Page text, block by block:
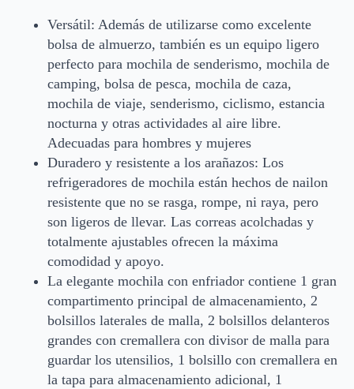
Versátil: Además de utilizarse como excelente
bolsa de almuerzo, también es un equipo ligero
perfecto para mochila de senderismo, mochila de
camping, bolsa de pesca, mochila de caza,
mochila de viaje, senderismo, ciclismo, estancia
nocturna y otras actividades al aire libre.
Adecuadas para hombres y mujeres
Duradero y resistente a los arañazos: Los
refrigeradores de mochila están hechos de nailon
resistente que no se rasga, rompe, ni raya, pero
son ligeros de llevar. Las correas acolchadas y
totalmente ajustables ofrecen la máxima
comodidad y apoyo.
La elegante mochila con enfriador contiene 1 gran
compartimento principal de almacenamiento, 2
bolsillos laterales de malla, 2 bolsillos delanteros
grandes con cremallera con divisor de malla para
guardar los utensilios, 1 bolsillo con cremallera en
la tapa para almacenamiento adicional, 1